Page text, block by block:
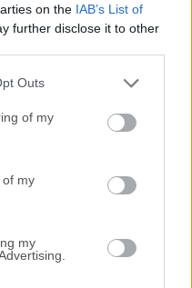
on the IAB’s List of
further disclose it to other
Outs
of my
of my
my
que desees compartir